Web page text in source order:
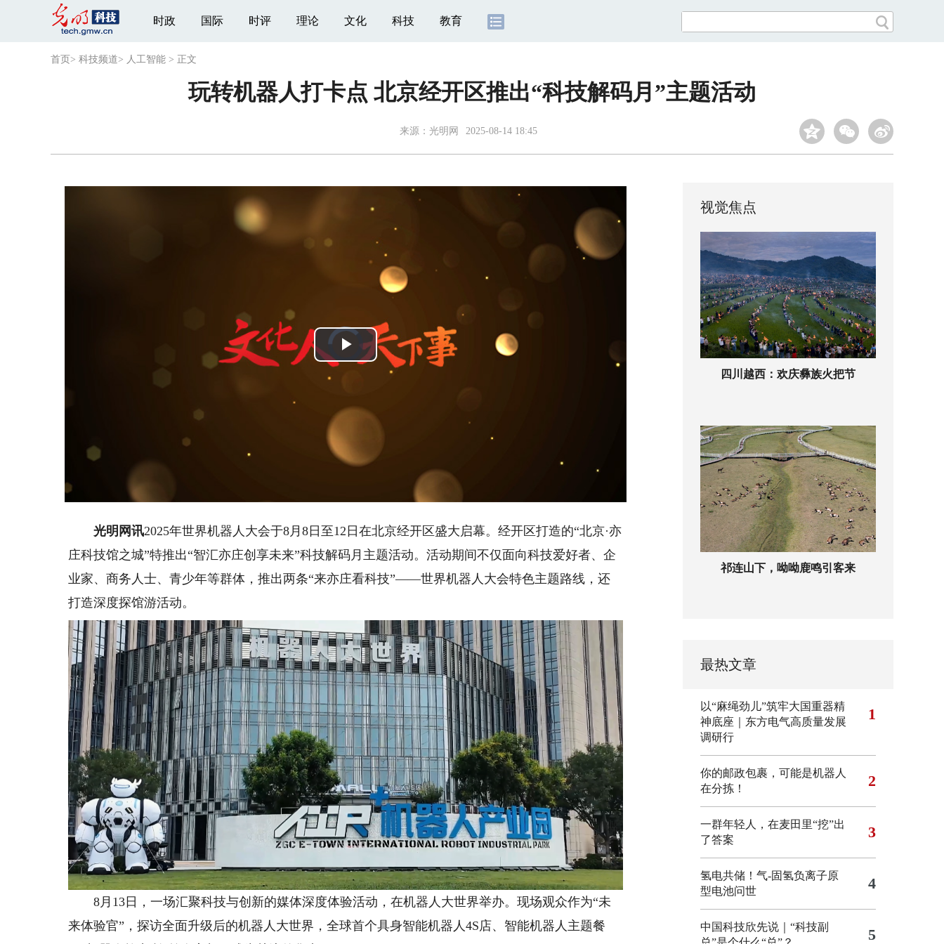
时政 国际 时评 理论 文化 科技 教育
首页 > 科技频道> 人工智能 > 正文
玩转机器人打卡点 北京经开区推出“科技解码月”主题活动
来源： 光明网 2025-08-14 18:45
Video
Player
Play
光明网讯2025年世界机器人大会于8月8日至12日在北京经开区盛大启幕。经开区打造的“北京·亦
庄科技馆之城”特推出“智汇亦庄创享未来”科技解码月主题活动。活动期间不仅面向科技爱好者、企
业家、商务人士、青少年等群体，推出两条“来亦庄看科技”——世界机器人大会特色主题路线，还
打造深度探馆游活动。
8月13日，一场汇聚科技与创新的媒体深度体验活动，在机器人大世界举办。现场观众作为“未
来体验官”，探访全面升级后的机器人大世界，全球首个具身智能机器人4S店、智能机器人主题餐
视觉焦点
四川越西：欢庆彝族火把节
祁连山下，呦呦鹿鸣引客来
最热文章
以“麻绳劲儿”筑牢大国重器精
神底座｜东方电气高质量发展
调研行
1
你的邮政包裹，可能是机器人
在分拣！
2
一群年轻人，在麦田里“挖”出
了答案
3
氢电共储！气-固氢负离子原
型电池问世
4
中国科技欣先说｜“科技副
5